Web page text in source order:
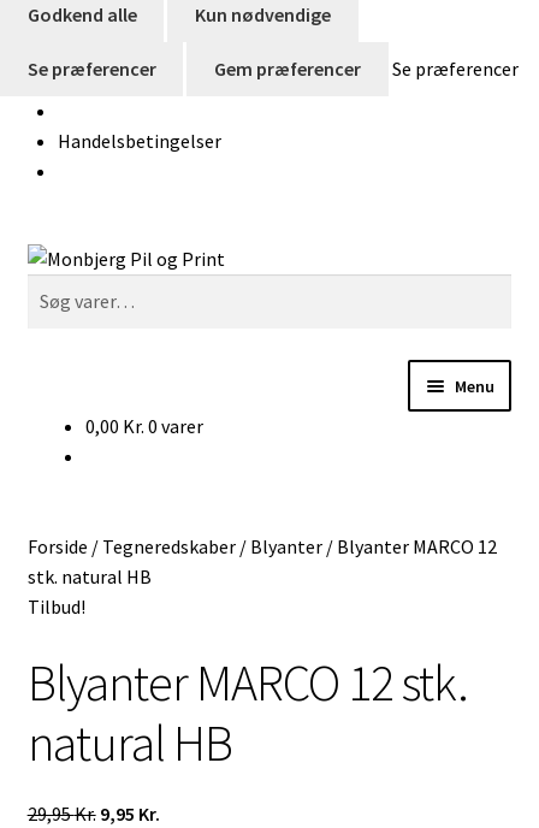
Godkend alle Kun nødvendige
Se præferencer Gem præferencer Se præferencer
Handelsbetingelser
Spring
navigation
Spring
indhold
efter:
Søg
Menu
Leveringstid?
0,00 Kr. 0 varer
Forside / Tegneredskaber/ Blyanter/ Blyanter MARCO 12
stk. natural HB
Tilbud!
Blyanter MARCO 12 stk.
natural HB
29,95Kr. Den
9,95 Kr.Den